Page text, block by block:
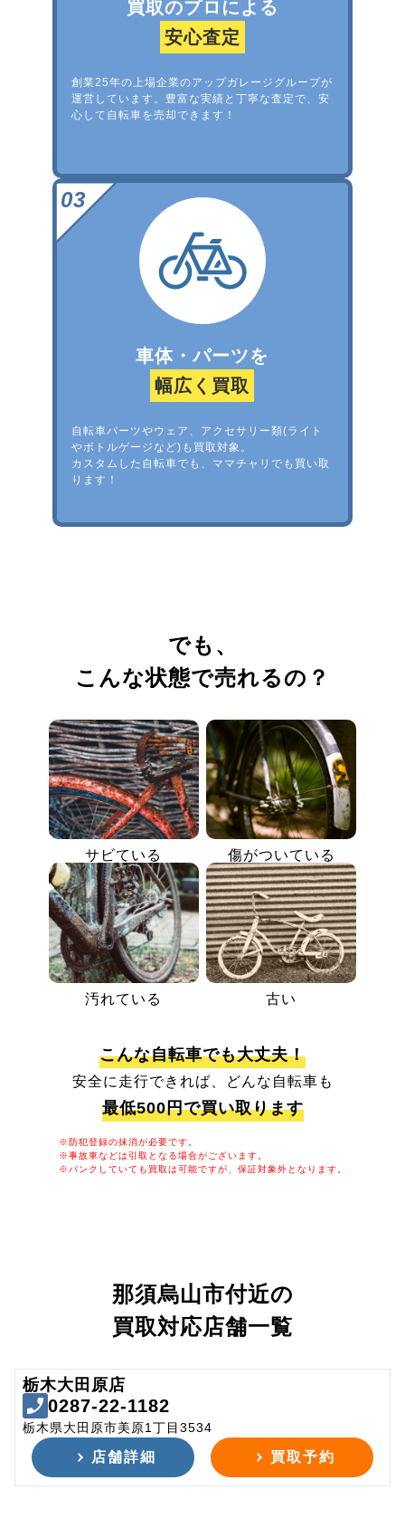
買取のプロによる
安心査定
創業25年の上場企業のアップガレージグループが
運営しています。豊富な実績と丁寧な査定で、安
心して自転車を売却できます！
車体・パーツを
幅広く買取
自転車パーツやウェア、アクセサリー類(ライト
やボトルゲージなど)も買取対象。
カスタムした自転車でも、ママチャリでも買い取
ります！
でも、
こんな状態で売れるの？
サビている 傷がついている
汚れている 古い
こんな自転車でも大丈夫！
安全に走行できれば、どんな自転車も
最低500円で買い取ります
※防犯登録の抹消が必要です。
※事故車などは引取となる場合がございます。
※パンクしていても買取は可能ですが、保証対象外となります。
那須烏山市付近の
買取対応店舗一覧
栃木大田原店
0287-22-1182
栃木県大田原市美原1丁目3534
店舗詳細 買取予約